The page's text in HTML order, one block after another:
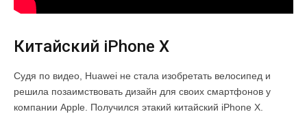
Китайский iPhone X
Судя по видео, Huawei не стала изобретать велосипед и
решила позаимствовать дизайн для своих смартфонов у
компании Apple. Получился этакий китайский iPhone X.